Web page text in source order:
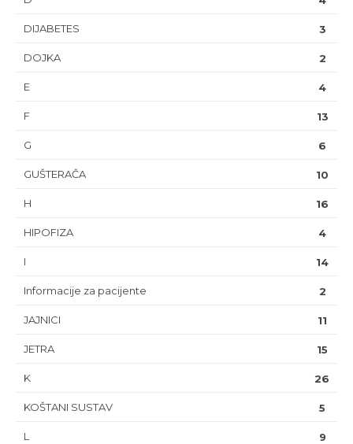
DIJABETES 3
DOJKA 2
E 4
F 13
G 6
GUŠTERAČA 10
H 16
HIPOFIZA 4
I 14
Informacije za pacijente 2
JAJNICI 11
JETRA 15
K 26
KOŠTANI SUSTAV 5
L 9